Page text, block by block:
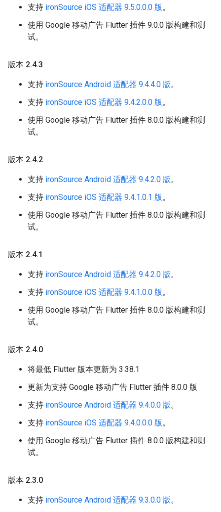
支持 ironSource iOS 适配器 9.5.0.0.0 版 。
使用 Google 移动广告 Flutter 插件 9.0.0 版构建和测
试。
版本 2.4.3
支持 ironSource Android 适配器 9.4.4.0 版 。
支持 ironSource iOS 适配器 9.4.2.0.0 版 。
使用 Google 移动广告 Flutter 插件 8.0.0 版构建和测
试。
版本 2.4.2
支持 ironSource Android 适配器 9.4.2.0 版 。
支持 ironSource iOS 适配器 9.4.1.0.1 版 。
使用 Google 移动广告 Flutter 插件 8.0.0 版构建和测
试。
版本 2.4.1
支持 ironSource Android 适配器 9.4.2.0 版 。
支持 ironSource iOS 适配器 9.4.1.0.0 版 。
使用 Google 移动广告 Flutter 插件 8.0.0 版构建和测
试。
版本 2.4.0
将最低 Flutter 版本更新为 3.38.1
更新为支持 Google 移动广告 Flutter 插件 8.0.0 版
支持 ironSource Android 适配器 9.4.0.0 版 。
支持 ironSource iOS 适配器 9.4.0.0.0 版 。
使用 Google 移动广告 Flutter 插件 8.0.0 版构建和测
试。
版本 2.3.0
支持 ironSource Android 适配器 9.3.0.0 版 。